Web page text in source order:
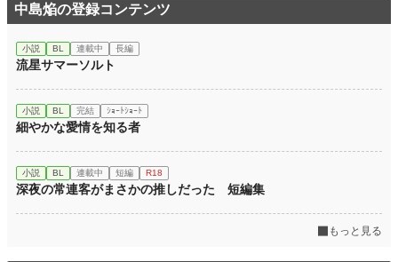
中島焔の登録コンテンツ
小説 BL 連載中 長編
流星サマーソルト
小説 BL 完結 ｼｮｰﾄｼｮｰﾄ
細やかな愛情を知る者
小説 BL 連載中 短編 R18
深夜の常連客がまさかの推しだった 短編集
もっと見る